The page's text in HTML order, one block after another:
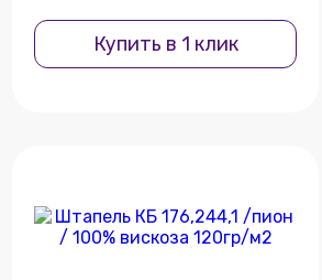
Купить в 1 клик